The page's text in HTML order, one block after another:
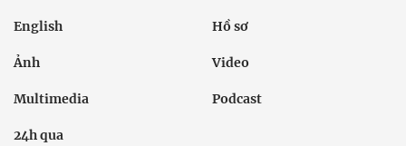
English Hồ sơ
Ảnh Video
Multimedia Podcast
24h qua